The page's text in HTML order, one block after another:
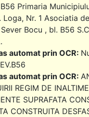
Primaria
Loga, Nr. 1 Asociatia
Bocu , bl. B56
REGIM DE
SUPRAFATA
CONSTRUITA